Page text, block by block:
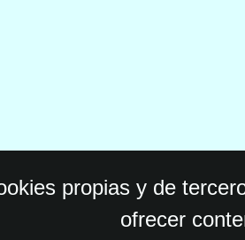
propias y de
ofrecer